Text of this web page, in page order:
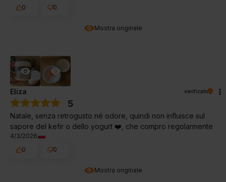
Mostra originale
0
0
Mostra originale
Eliza verificato
5
Natale, senza retrogusto né odore, quindi non influisce sul
sapore del kefir o dello yogurt ❤️, che compro regolarmente
4/3/2026
0
0